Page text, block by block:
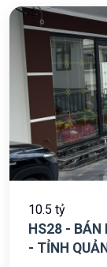
10.5 tỷ
HS28 - BÁN
- TỈNH